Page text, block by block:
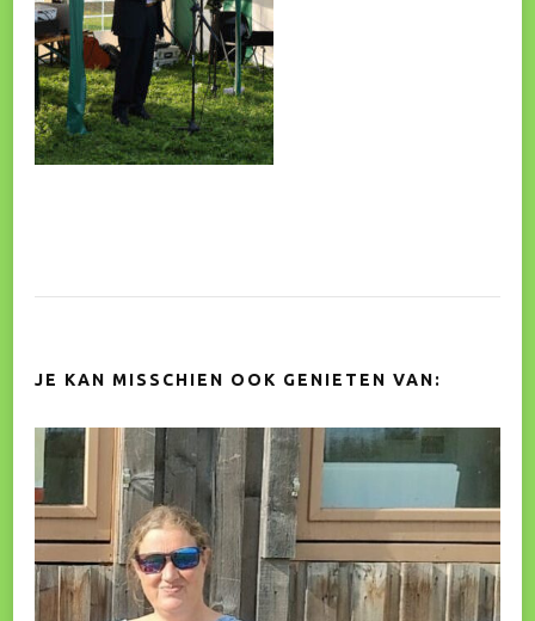
JE KAN MISSCHIEN OOK GENIETEN VAN: